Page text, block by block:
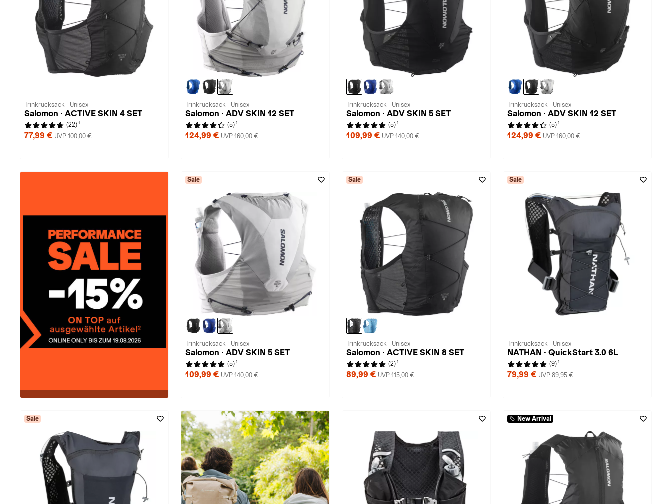
Trinkrucksack · Unisex
Salomon · ACTIVE SKIN 4 SET
(22) 1
77,99 € UVP 100,00 €
Trinkrucksack · Unisex
Salomon · ADV SKIN 12 SET
(5) 1
124,99 € UVP 160,00 €
Trinkrucksack · Unisex
Salomon · ADV SKIN 5 SET
(5) 1
109,99 € UVP 140,00 €
Trinkrucksack · Unisex
Salomon · ADV SKIN 12 SET
(5) 1
124,99 € UVP 160,00 €
Sale
Trinkrucksack · Unisex
Salomon · ADV SKIN 5 SET
(5) 1
109,99 € UVP 140,00 €
Sale
Trinkrucksack · Unisex
Salomon · ACTIVE SKIN 8 SET
(2) 1
89,99 € UVP 115,00 €
Sale
Trinkrucksack · Unisex
NATHAN · QuickStart 3.0 6L
(9) 1
79,99 € UVP 89,95 €
Sale New Arrival